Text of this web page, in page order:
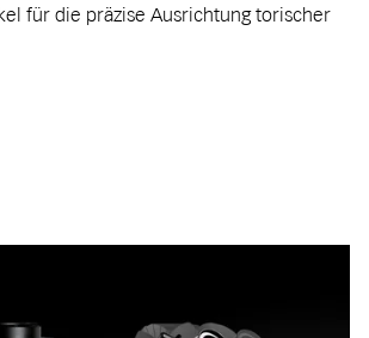
für die präzise Ausrichtung torischer